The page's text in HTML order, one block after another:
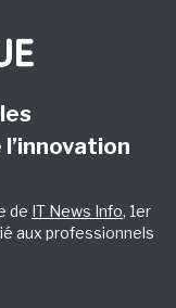
de IT News Info, 1er
aux professionnels